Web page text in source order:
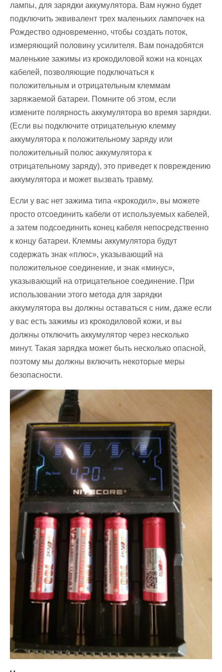
лампы, для зарядки аккумулятора. Вам нужно будет
подключить эквивалент трех маленьких лампочек на
Рождество одновременно, чтобы создать поток,
измеряющий половину усилителя. Вам понадобятся
маленькие зажимы из крокодиловой кожи на концах
кабелей, позволяющие подключаться к
положительным и отрицательным клеммам
заряжаемой батареи. Помните об этом, если
измените полярность аккумулятора во время зарядки.
(Если вы подключите отрицательную клемму
аккумулятора к положительному заряду или
положительный полюс аккумулятора к
отрицательному заряду), это приведет к повреждению
аккумулятора и может вызвать травму.
Если у вас нет зажима типа «крокодил», вы можете
просто отсоединить кабели от используемых кабелей,
а затем подсоединить конец кабеля непосредственно
к концу батареи. Клеммы аккумулятора будут
содержать знак «плюс», указывающий на
положительное соединение, и знак «минус»,
указывающий на отрицательное соединение. При
использовании этого метода для зарядки
аккумулятора вы должны оставаться с ним, даже если
у вас есть зажимы из крокодиловой кожи, и вы
должны отключить аккумулятор через несколько
минут. Такая зарядка может быть несколько опасной,
поэтому мы должны включить некоторые меры
безопасности.